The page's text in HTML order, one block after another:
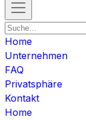
Home
Unternehmen
FAQ
Privatsphäre
Kontakt
Home